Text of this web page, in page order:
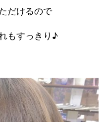
だけるので
もすっきり♪